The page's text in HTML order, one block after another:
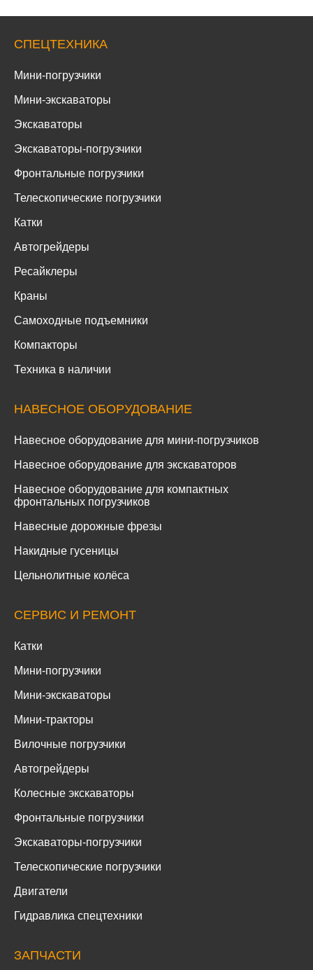
СПЕЦТЕХНИКА
Мини-погрузчики
Мини-экскаваторы
Экскаваторы
Экскаваторы-погрузчики
Фронтальные погрузчики
Телескопические погрузчики
Катки
Автогрейдеры
Ресайклеры
Краны
Самоходные подъемники
Компакторы
Техника в наличии
НАВЕСНОЕ ОБОРУДОВАНИЕ
Навесное оборудование для мини-погрузчиков
Навесное оборудование для экскаваторов
Навесное оборудование для компактных
фронтальных погрузчиков
Навесные дорожные фрезы
Накидные гусеницы
Цельнолитные колёса
СЕРВИС И РЕМОНТ
Катки
Мини-погрузчики
Мини-экскаваторы
Мини-тракторы
Вилочные погрузчики
Автогрейдеры
Колесные экскаваторы
Фронтальные погрузчики
Экскаваторы-погрузчики
Телескопические погрузчики
Двигатели
Гидравлика спецтехники
ЗАПЧАСТИ